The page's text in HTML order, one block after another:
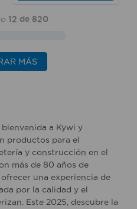
12 de 820
MÁS
a Kywi y
productos para el
y construcción en el
más de 80 años de
una experiencia de
por la calidad y el
Este 2025, descubre la